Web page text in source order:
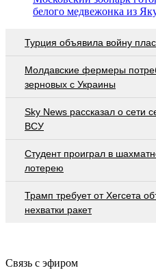
белого медвежонка из
Турция объявила войну
Молдавские фермеры
зерновых с Украины
Sky News рассказал о сети
ВСУ
Студент проиграл в
лотерею
Трамп требует от Хегсета
нехватки ракет
Связь с эфиром